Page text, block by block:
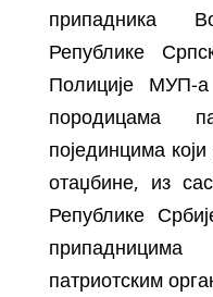
припадника
Републике
Полиције МУП-
породицама
појединцима
отаџбине, из
Републике
припадницима
патриотским